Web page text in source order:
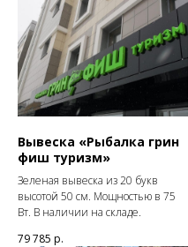
Вывеска «Рыбалка грин
фиш туризм»
Зеленая вывеска из 20 букв
высотой 50 см. Мощностью в 75
Вт. В наличии на складе.
79 785 р.